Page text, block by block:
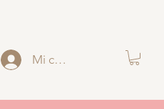
Mi cuenta